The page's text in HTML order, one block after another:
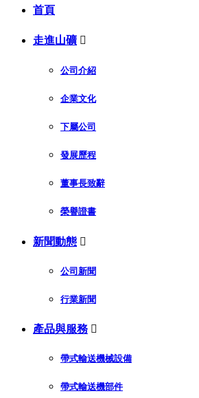
首頁
走進山礦 
公司介紹
企業文化
下屬公司
發展歷程
董事長致辭
榮譽證書
新聞動態 
公司新聞
行業新聞
產品與服務 
帶式輸送機械設備
帶式輸送機部件